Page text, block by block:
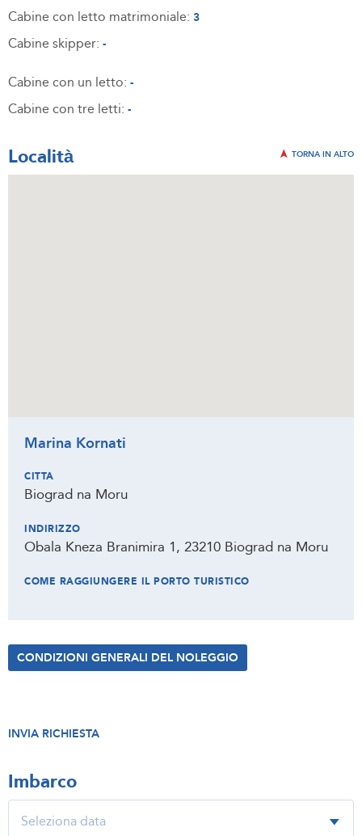
Cabine con letto matrimoniale: 3
Cabine skipper: -
Cabine con un letto: -
Cabine con tre letti: -
Località TORNA IN ALTO
Marina Kornati
CITTA
Biograd na Moru
INDIRIZZO
Obala Kneza Branimira 1, 23210 Biograd na Moru
COME RAGGIUNGERE IL PORTO TURISTICO
CONDIZIONI GENERALI DEL NOLEGGIO
INVIA RICHIESTA
Imbarco